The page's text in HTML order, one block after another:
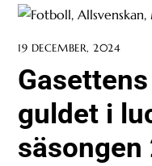
19 DECEMBER, 2024
guldet i
säsongen